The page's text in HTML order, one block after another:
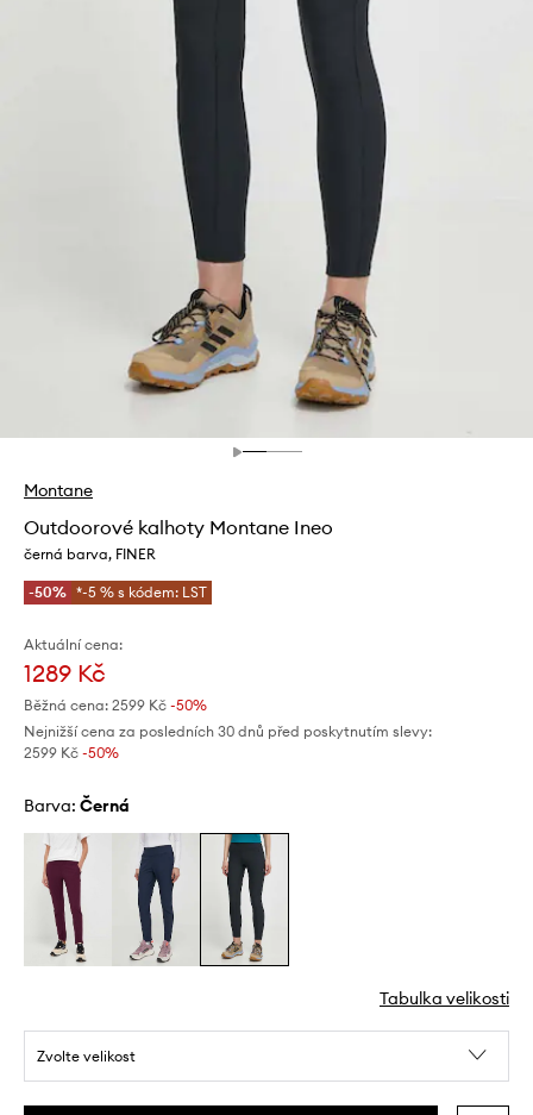
Montane
Outdoorové kalhoty Montane Ineo
černá barva, FINER
-50% *-5 % s kódem: LST
Aktuální cena:
1289 Kč
Běžná cena: 2599 Kč -50%
Nejnižší cena za posledních 30 dnů před poskytnutím slevy:
2599 Kč -50%
Barva: černá
Tabulka velikosti
Zvolte velikost